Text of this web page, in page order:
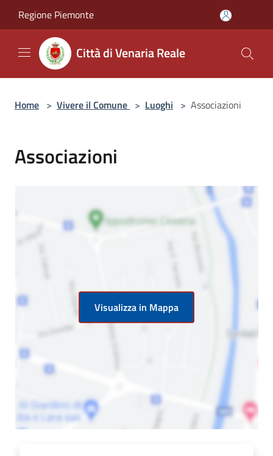
Regione Piemonte
Città di Venaria Reale
Home > Vivere il Comune > Luoghi > Associazioni
Associazioni
Visualizza in Mappa